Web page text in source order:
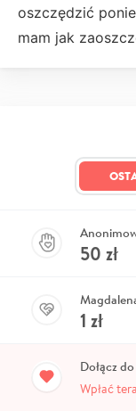
oszczędzić
mam jak
50 zł
1 zł
Dołącz
Wpłać